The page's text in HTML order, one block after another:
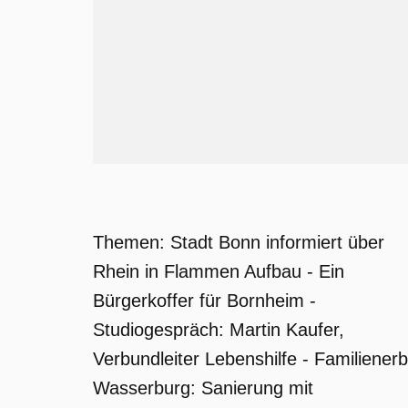
Themen: Stadt Bonn informiert über
Rhein in Flammen Aufbau - Ein
Bürgerkoffer für Bornheim -
Studiogespräch: Martin Kaufer,
Verbundleiter Lebenshilfe -
Wasserburg: Sanierung mit